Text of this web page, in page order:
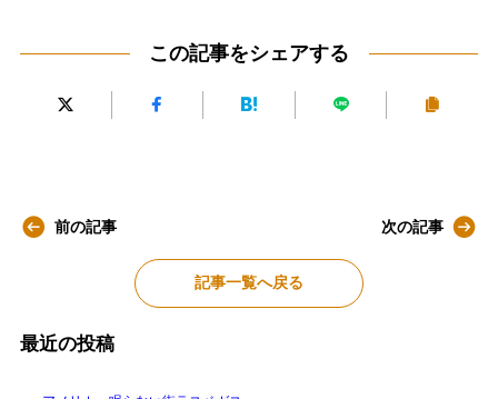
この記事をシェアする
前の記事
記事一覧へ戻る
次の記事
最近の投稿